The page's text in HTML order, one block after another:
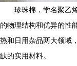
珍珠棉，学名聚乙
的物理结构和优异的性
热和日用杂品两大领域
缺的实用材料。